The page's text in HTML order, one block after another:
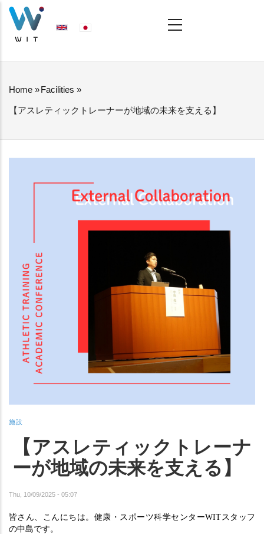
Skip
NAVIGATION
BREADCRUMB
Home »Facilities »
【アスレティックトレーナーが地域の未来を支える】
施設
【アスレティックトレーナ
ーが地域の未来を支える】
Thu, 10/09/2025 - 05:07
皆さん、こんにちは。健康・スポーツ科学センターWITスタッフ
の中島です。